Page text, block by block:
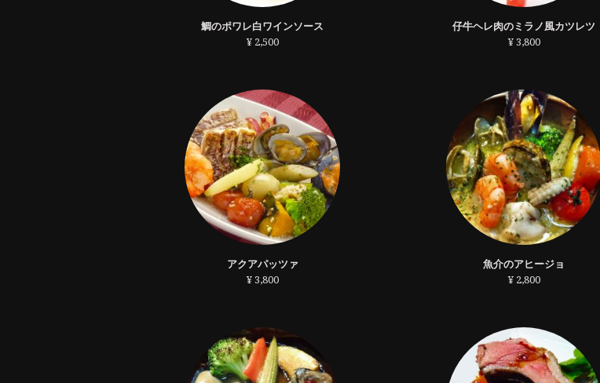
鯛のポワレ白ワインソース
¥ 2,500
仔牛ヘレ肉のミラノ風カツレツ
¥ 3,800
アクアパッツァ
¥ 3,800
魚介のアヒージョ
¥ 2,800